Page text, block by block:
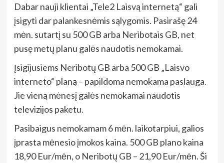
Dabar nauji klientai „Tele2 Laisvą internetą“ gali
įsigyti dar palankesnėmis sąlygomis. Pasirašę 24
mėn. sutartį su 500 GB arba Neribotais GB, net
pusę metų planu galės naudotis nemokamai.
Įsigijusiems Neribotų GB arba 500 GB „Laisvo
interneto“ planą – papildoma nemokama paslauga.
Jie vieną mėnesį galės nemokamai naudotis
televizijos paketu.
Pasibaigus nemokamam 6 mėn. laikotarpiui, galios
įprasta mėnesio įmokos kaina. 500 GB plano kaina
18,90 Eur/mėn, o Neribotų GB – 21,90 Eur/mėn. Ši